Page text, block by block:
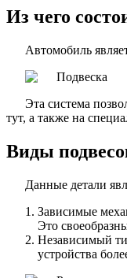
Из чего
Автомобиль
Эта система
тут, а также на
Виды
Данные детали
Зависимые
Это
Независимый
устройства